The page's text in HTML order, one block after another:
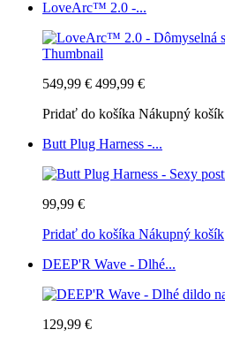
LoveArc™ 2.0 -...
549,99 € 499,99 €
Pridať do košíka Nákupný košík
Butt Plug Harness -...
99,99 €
Pridať do košíka Nákupný košík
DEEP'R Wave - Dlhé...
129,99 €